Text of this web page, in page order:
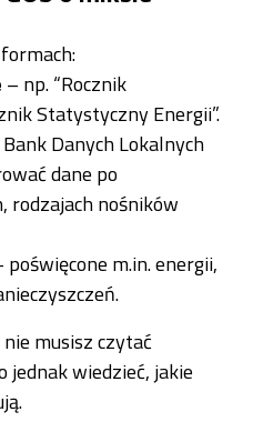
– np. “Rocznik
Statystyczny Energii”.
Danych Lokalnych
dane po
rodzajach nośników
poświęcone m.in. energii,
musisz czytać
wiedzieć, jakie